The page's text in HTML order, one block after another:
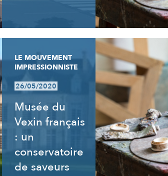
LE MOUVEMENT
IMPRESSIONNISTE
26/05/2020
Musée du
Vexin français
: un
conservatoire
de saveurs